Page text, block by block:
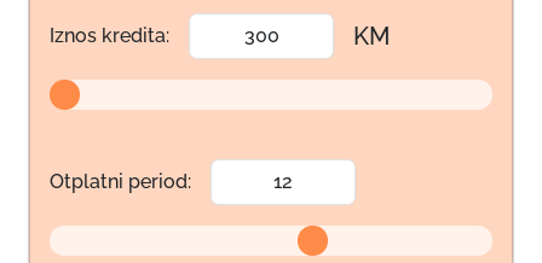
Iznos kredita: KM
Otplatni period: